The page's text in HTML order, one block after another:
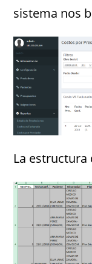
sistema nos
La estructura